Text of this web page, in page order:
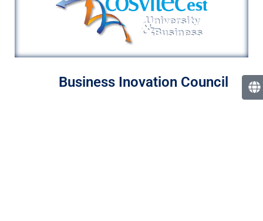
Business Inovation Council